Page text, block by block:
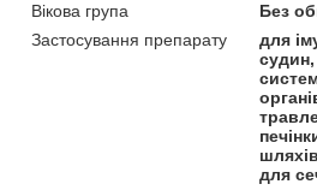
Вікова група
Без
Застосування препарату
для
для